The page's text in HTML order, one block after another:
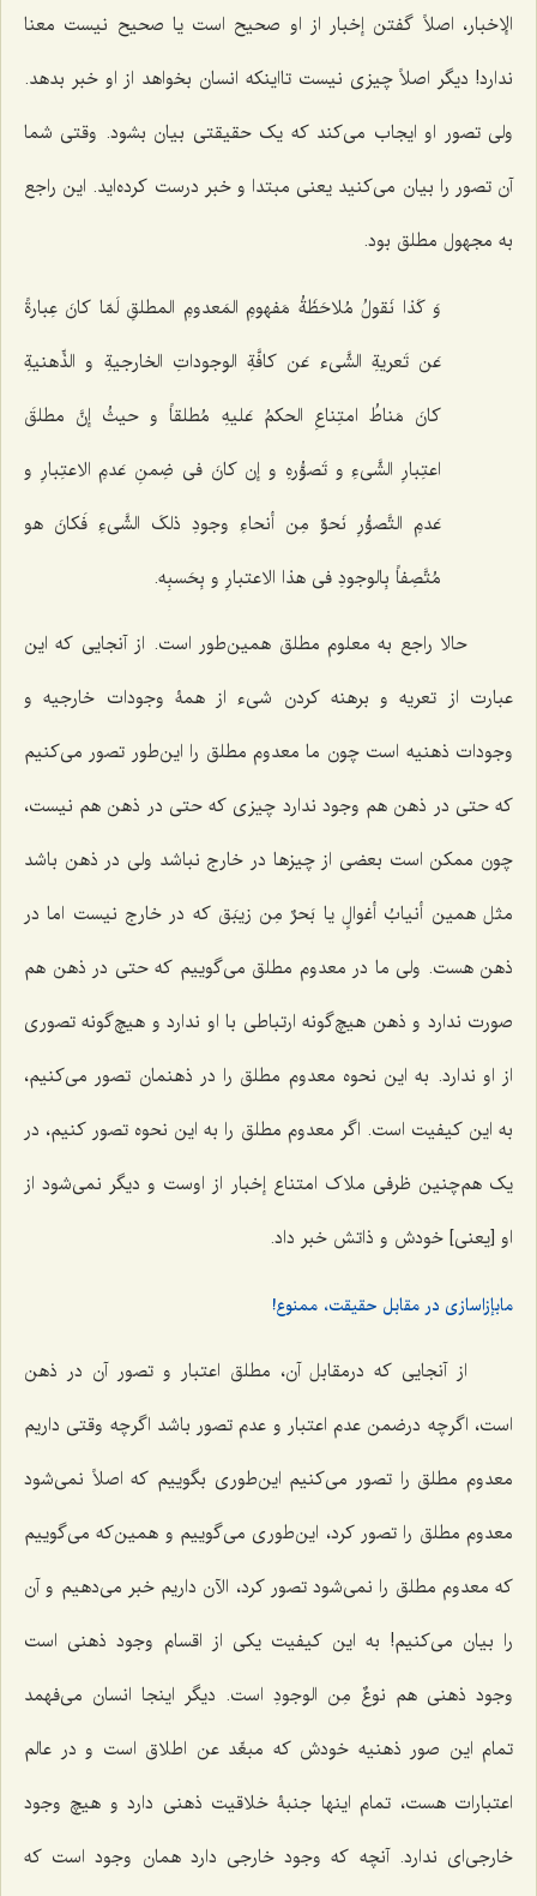
الإخبار، اصلاً گفتن إخبار از او صحیح است یا صحیح نیست معنا
ندارد! دیگر اصلاً چیزی نیست تااینکه انسان بخواهد از او خبر بدهد.
ولی تصور او ایجاب می‌کند که یک حقیقتی بیان بشود. وقتی شما
آن تصور را بیان می‌کنید یعنی مبتدا و خبر درست کرده‌اید. این راجع
به مجهول مطلق بود.
وَ کَذا نَقولُ مُلاحَظَةُ مَفهومِ المَعدومِ المطلقِ لَمّا کانَ عِبارةً
عَن تَعریةِ الشَّی‌ء عَن کافَّةِ الوجوداتِ الخارجیةِ و الذِّهنیةِ
کانَ مَناطُ امتِناعِ الحکمُ عَلیهِ مُطلقاً و حیثُ إنَّ مطلقَ
اعتِبارِ الشَّی‌ءِ و تَصوُّرهِ و إن کانَ فی ضِمنِ عَدمِ الاعتِبارِ و
عَدمِ التَّصوُّرِ نَحوٌ مِن أنحاءِ وجودِ ذلکَ الشَّی‌ءِ فَکانَ هو
مُتَّصِفاً بِالوجودِ فی هذا الاعتبارِ و بِحَسبِه.
حالا راجع به معلوم مطلق همین‌طور است. از آنجایی که این
عبارت از تعریه و برهنه کردن شیء از همۀ وجودات خارجیه و
وجودات ذهنیه است چون ما معدوم مطلق را این‌طور تصور می‌کنیم
که حتی در ذهن هم وجود ندارد چیزی که حتی در ذهن هم نیست،
چون ممکن است بعضی از چیزها در خارج نباشد ولی در ذهن باشد
مثل همین أنیابُ أغوالٍیا بَحرٌ مِن زیبَق که در خارج نیست اما در
ذهن هست. ولی ما در معدوم مطلق می‌گوییم که حتی در ذهن هم
صورت ندارد و ذهن هیچ‌گونه ارتباطی با او ندارد و هیچ‌گونه تصوری
از او ندارد. به این نحوه معدوم مطلق را در ذهنمان تصور می‌کنیم،
به این کیفیت است. اگر معدوم مطلق را به این نحوه تصور کنیم، در
یک هم‌چنین ظرفی ملاک امتناع إخبار از اوست و دیگر نمی‌شود از
او [یعنی] خودش و ذاتش خبر داد.
مابإزاسازی در مقابل حقیقت، ممنوع!
از آنجایی که درمقابل آن، مطلق اعتبار و تصور آن در ذهن
است، اگرچه درضمن عدم اعتبار و عدم تصور باشد اگرچه وقتی داریم
معدوم مطلق را تصور می‌کنیم این‌طوری بگوییم که اصلاً نمی‌شود
معدوم مطلق را تصور کرد، این‌طوری می‌گوییم و همین‌که می‌گوییم
که معدوم مطلق را نمی‌شود تصور کرد، الآن داریم خبر می‌دهیم و آن
را بیان می‌کنیم! به این کیفیت یکی از اقسام وجود ذهنی است
وجود ذهنی هم نوعٌ مِن الوجودِ است. دیگر اینجا انسان می‌فهمد
تمام این صور ذهنیه خودش که مبعِّد عن اطلاق است و در عالم
اعتبارات هست، تمام اینها جنبۀ خلاقیت ذهنی دارد و هیچ وجود
خارجی‌ای ندارد. آنچه که وجود خارجی دارد همان وجود است که